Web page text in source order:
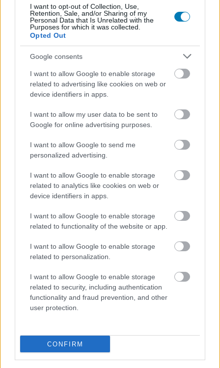
I want to opt-out of Collection, Use,
Retention, Sale, and/or Sharing of my
Personal Data that Is Unrelated with the
Purposes for which it was collected.
Opted Out
Google consents
I want to allow Google to enable storage
related to advertising like cookies on web or
device identifiers in apps.
I want to allow my user data to be sent to
Google for online advertising purposes.
I want to allow Google to send me
personalized advertising.
I want to allow Google to enable storage
related to analytics like cookies on web or
device identifiers in apps.
I want to allow Google to enable storage
related to functionality of the website or app.
I want to allow Google to enable storage
related to personalization.
I want to allow Google to enable storage
related to security, including authentication
functionality and fraud prevention, and other
user protection.
CONFIRM
#forza horizon #forza
#playground games
#autó
#lista #vezetés #szimulátor
#forza horizon
Fejlesztésen esik át a Facebook
üzenetküldője
Hamarosan mindenki számára megváltozik a
Facebook üzenetküldő felülete, köszönhetően a
Unmute Loaded
Facebook legújabb fejlesztésére. A megváltozott
idővonal láttán nem volt minden felhasználó